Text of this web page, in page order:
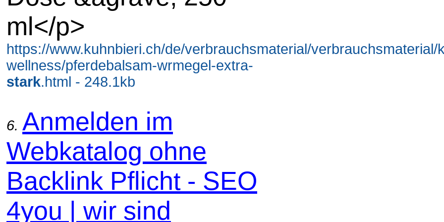
ml</p>
https://www.kuhnbieri.ch/de/verbrauchsmaterial/verbrauchsmaterial/
wellness/pferdebalsam-wrmegel-extra-
stark.html - 248.1kb
6. Anmelden im
Webkatalog ohne
Backlink Pflicht - SEO
4you | wir sind